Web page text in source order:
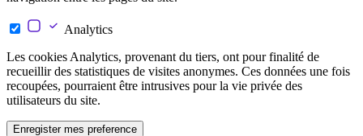
Analytics
Les cookies Analytics, provenant du tiers, ont pour finalité de
recueillir des statistiques de visites anonymes. Ces données une fois
recoupées, pourraient être intrusives pour la vie privée des
utilisateurs du site.
Enregister mes preference